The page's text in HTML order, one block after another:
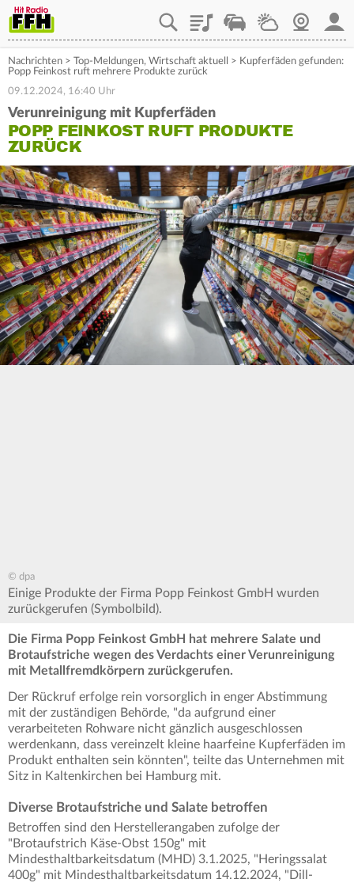
PlaylistStaupilotWetterWebcam
Nachrichten > Top-Meldungen, Wirtschaft aktuell > Kupferfäden gefunden:
Popp Feinkost ruft mehrere Produkte zurück
09.12.2024, 16:40 Uhr
Verunreinigung mit Kupferfäden
POPP FEINKOST RUFT PRODUKTE
ZURÜCK
© dpa
Einige Produkte der Firma Popp Feinkost GmbH wurden
zurückgerufen (Symbolbild).
Die Firma Popp Feinkost GmbH hat mehrere Salate und
Brotaufstriche wegen des Verdachts einer Verunreinigung
mit Metallfremdkörpern zurückgerufen.
Der Rückruf erfolge rein vorsorglich in enger Abstimmung
mit der zuständigen Behörde, "da aufgrund einer
verarbeiteten Rohware nicht gänzlich ausgeschlossen
werdenkann, dass vereinzelt kleine haarfeine Kupferfäden im
Produkt enthalten sein könnten", teilte das Unternehmen mit
Sitz in Kaltenkirchen bei Hamburg mit.
Diverse Brotaufstriche und Salate betroffen
Betroffen sind den Herstellerangaben zufolge der
"Brotaufstrich Käse-Obst 150g" mit
Mindesthaltbarkeitsdatum (MHD) 3.1.2025, "Heringssalat
400g" mit Mindesthaltbarkeitsdatum 14.12.2024, "Dill-